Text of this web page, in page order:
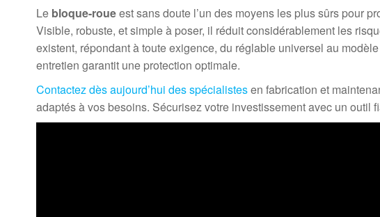
Le bloque-roueest sans doute l’un des moyens les plus sûrs pour
Visible, robuste, et simple à poser, il réduit considérablement les
existent, répondant à toute exigence, du réglable universel au
entretien garantit une protection optimale.
Contactez dès aujourd’hui des spécialistesen fabrication et
adaptés à vos besoins. Sécurisez votre investissement avec un outil